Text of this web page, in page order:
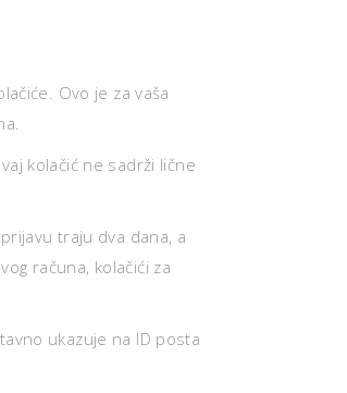
Ovo je za vaša
kolačić ne sadrži lične
traju dva dana, a
računa, kolačići za
ukazuje na ID posta